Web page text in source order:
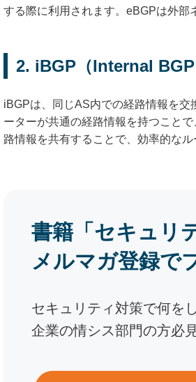
する際に利用されます。eBGPは外部
2. iBGP（Internal BGP
iBGPは、同じAS内での経路情報を
ーターが共通の経路情報を持つこと
路情報を共有することで、効率的なル
書籍「セキュリ
メルマガ登録で
セキュリティ対策で何を
企業の情シス部門の方必見